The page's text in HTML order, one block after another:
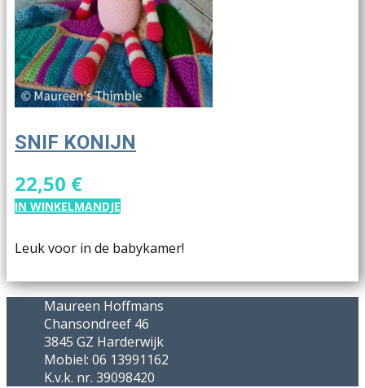
SNIF KONIJN
22,50 €
IN WINKELMANDJE
Leuk voor in de babykamer!
Maureen Hoffmans
Chansondreef 46
3845 GZ Harderwijk
Mobiel: 06 13991162
K.v.k. nr. 39098420